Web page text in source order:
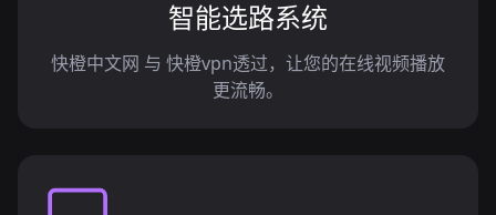
智能选路系统
快橙中文网 与 快橙vpn透过，让您的在线视频播放
更流畅。